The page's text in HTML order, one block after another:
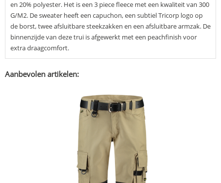
en 20% polyester. Het is een 3 piece fleece met een kwaliteit van 300
G/M2. De sweater heeft een capuchon, een subtiel Tricorp logo op
de borst, twee afsluitbare steekzakken en een afsluitbare armzak. De
binnenzijde van deze trui is afgewerkt met een peachfinish voor
extra draagcomfort.
Aanbevolen artikelen: